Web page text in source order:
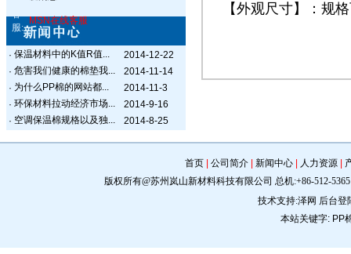
客
服:
MSN在线客服
· 保温材料中的K值R值...
2014-12-22
· 危害我们健康的棉垫我...
2014-11-14
· 为什么PP棉的网站都...
2014-11-3
· 环保材料拉动经济市场...
2014-9-16
· 空调保温棉规格以及独... 2014-8-25
【外观尺寸】：规
首页| 公司简介| 新闻中心| 人力资源|
版权所有@苏州岚山新材料科技有限公司 总机:+86-512-5365
技术支持:泽网 后台登
本站关键字: PP